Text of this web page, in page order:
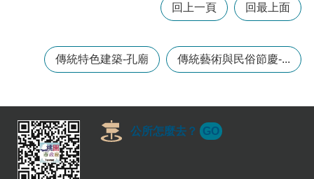
市
政
信
箱
回上一頁 回最上面
傳統特色建築-孔廟 傳統藝術與民俗節慶-...
公所怎麼去？ GO